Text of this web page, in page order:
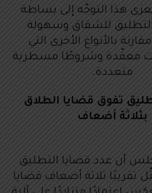
هذا التوجّه إلى بساطة
للشقاق وسهولة
بالأنواع الأخرى التي
معقّدة وشروطًا مسطرية
متعددة.
تفوق قضايا الطلاق
بثلاثة أضعاف
أن عدد قضايا التطليق
تقريبًا ثلاثة أضعاف قضايا